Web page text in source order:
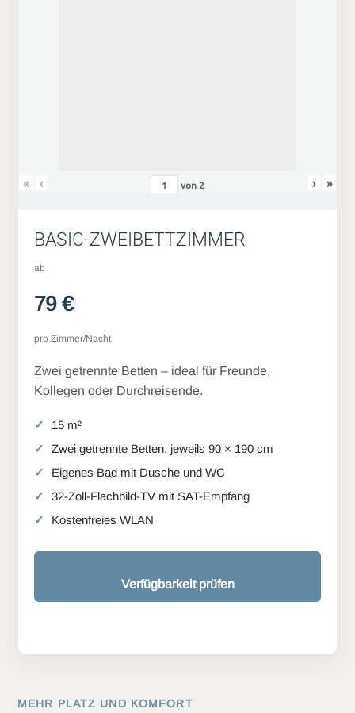
« ‹ von 2 › »
BASIC-ZWEIBETTZIMMER
ab
79 €
pro Zimmer/Nacht
Zwei getrennte Betten – ideal für Freunde,
Kollegen oder Durchreisende.
15 m²
Zwei getrennte Betten, jeweils 90 × 190 cm
Eigenes Bad mit Dusche und WC
32-Zoll-Flachbild-TV mit SAT-Empfang
Kostenfreies WLAN
Verfügbarkeit prüfen
MEHR PLATZ UND KOMFORT